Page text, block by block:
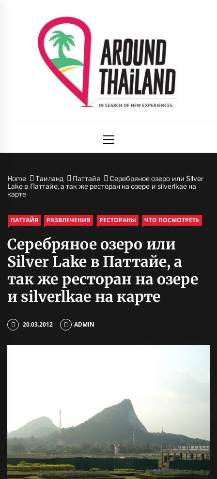
Таиланда
Menu
Home Таиланд Паттайя
Серебряное озеро или Silver
Lake в Паттайе, а так же ресторан на озере и silverlkae на
карте
ПАТТАЙЯ РАЗВЛЕЧЕНИЯ РЕСТОРАНЫ ЧТО ПОСМОТРЕТЬ
Серебряное озеро или
Silver Lake в Паттайе, а
так же ресторан на озере
и silverlkae на карте
20.03.2012 ADMIN